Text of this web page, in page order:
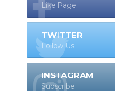
Like Page
TWITTER
Follow Us
INSTAGRAM
Subscribe